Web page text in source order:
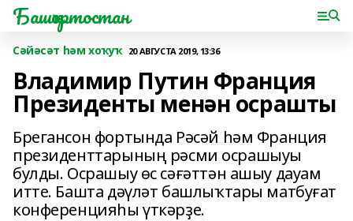
Башҡортостан
Сәйәсәт һәм хоҡуҡ 20 АВГУСТА 2019, 13:36
Владимир Путин Франция
Президенты менән осрашты
Брегансон фортында Рәсәй һәм Франция
президенттарының рәсми осрашыуы
булды. Осрашыу өс сәғәттән ашыу дауам
итте. Башта дәүләт башлыҡтары матбуғат
конференцияһы үткәрҙе.